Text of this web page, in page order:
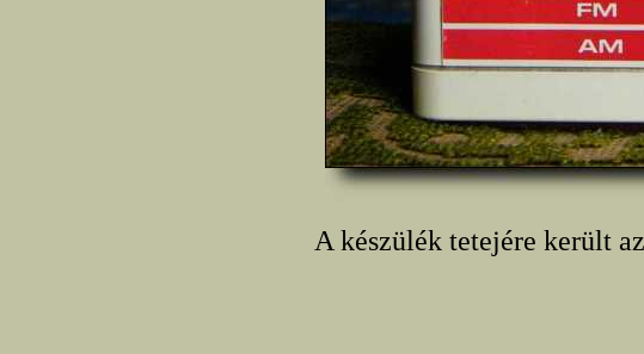
A készülék tetejére került